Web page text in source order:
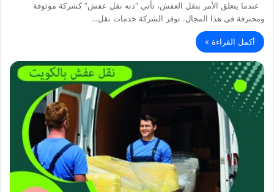
عندما يتعلق الأمر بنقل العفش، تأتي “دنه نقل عفش” كشركة موثوقة
ومحترفة في هذا المجال. توفر الشركة خدمات نقل…
أكمل القراءة »